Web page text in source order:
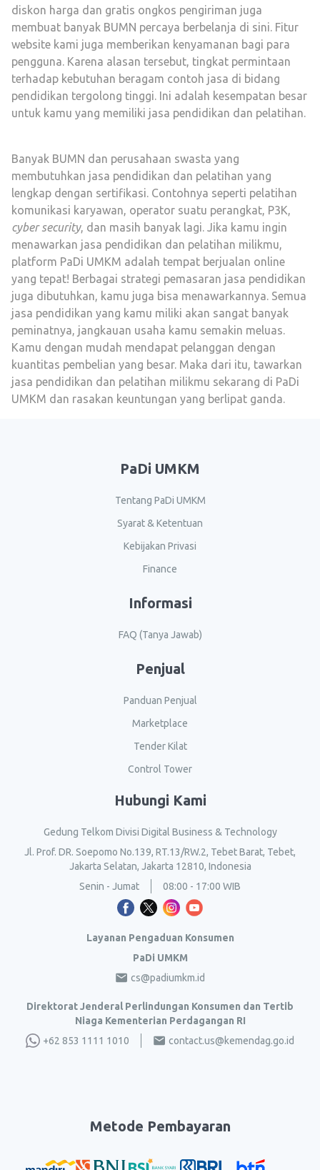
diskon harga dan gratis ongkos pengiriman juga
membuat banyak BUMN percaya berbelanja di sini. Fitur
website kami juga memberikan kenyamanan bagi para
pengguna. Karena alasan tersebut, tingkat permintaan
terhadap kebutuhan beragam contoh jasa di bidang
pendidikan tergolong tinggi. Ini adalah kesempatan besar
untuk kamu yang memiliki jasa pendidikan dan pelatihan.
Banyak BUMN dan perusahaan swasta yang
membutuhkan jasa pendidikan dan pelatihan yang
lengkap dengan sertifikasi. Contohnya seperti pelatihan
komunikasi karyawan, operator suatu perangkat, P3K,
cyber security, dan masih banyak lagi. Jika kamu ingin
menawarkan jasa pendidikan dan pelatihan milikmu,
platform PaDi UMKM adalah tempat berjualan online
yang tepat! Berbagai strategi pemasaran jasa pendidikan
juga dibutuhkan, kamu juga bisa menawarkannya. Semua
jasa pendidikan yang kamu miliki akan sangat banyak
peminatnya, jangkauan usaha kamu semakin meluas.
Kamu dengan mudah mendapat pelanggan dengan
kuantitas pembelian yang besar. Maka dari itu, tawarkan
jasa pendidikan dan pelatihan milikmu sekarang di PaDi
UMKM dan rasakan keuntungan yang berlipat ganda.
PaDi UMKM
Tentang PaDi UMKM
Syarat & Ketentuan
Kebijakan Privasi
Finance
Informasi
FAQ (Tanya Jawab)
Penjual
Panduan Penjual
Marketplace
Tender Kilat
Control Tower
Hubungi Kami
Gedung Telkom Divisi Digital Business & Technology
Jl. Prof. DR. Soepomo No.139, RT.13/RW.2, Tebet Barat, Tebet,
Jakarta Selatan, Jakarta 12810, Indonesia
Senin - Jumat
08:00 - 17:00 WIB
Layanan Pengaduan Konsumen
PaDi UMKM
cs@padiumkm.id
Direktorat Jenderal Perlindungan Konsumen dan Tertib
Niaga Kementerian Perdagangan RI
+62 853 1111 1010
contact.us@kemendag.go.id
Metode Pembayaran